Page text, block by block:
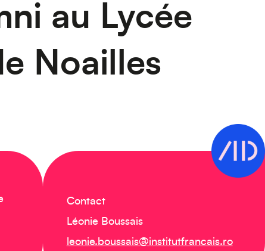
au Lycée
Noailles
Contact
Léonie Boussais
leonie.boussais@institutfrancais.ro